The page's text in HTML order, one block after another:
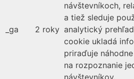
_ga 2 roky
návštevníkoch,
a tiež sleduje
analytický
cookie ukladá
priraďuje
na rozpoznanie